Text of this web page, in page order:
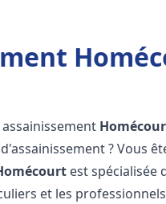
? Vous
est spécialisée
et les